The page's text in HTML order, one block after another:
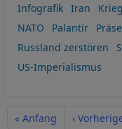
Infografik
Iran
NATO
Palantir
Russland zerstören
US-Imperialismus
Erste Seite
« Anfang Vorherige
‹